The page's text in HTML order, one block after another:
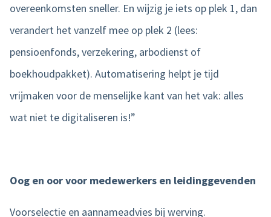
overeenkomsten sneller. En wijzig je iets op plek 1, dan
verandert het vanzelf mee op plek 2 (lees:
pensioenfonds, verzekering, arbodienst of
boekhoudpakket). Automatisering helpt je tijd
vrijmaken voor de menselijke kant van het vak: alles
wat niet te digitaliseren is!”
Oog en oor voor medewerkers en leidinggevenden
Voorselectie en aannameadvies bij werving.